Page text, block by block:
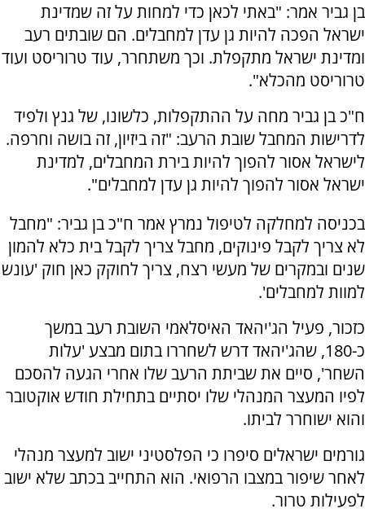
בן גביר אמר: "באתי לכאן כדי למחות על זה שמדינת
ישראל הפכה להיות גן עדן למחבלים. הם שובתים רעב
ומדינת ישראל מתקפלת. וכך משתחרר, עוד טרוריסט ועוד
טרוריסט מהכלא".
ח"כ בן גביר מחה על ההתקפלות, כלשונו, של גנץ ולפיד
לדרישות המחבל שובת הרעב: "זה ביזיון, זה בושה וחרפה.
לישראל אסור להפוך להיות בירת המחבלים, למדינת
ישראל אסור להפוך להיות גן עדן למחבלים".
בכניסה למחלקה לטיפול נמרץ אמר ח"כ בן גביר: "מחבל
לא צריך לקבל פינוקים, מחבל צריך לקבל בית כלא להמון
שנים ובמקרים של מעשי רצח, צריך לחוקק כאן חוק 'עונש
למוות למחבלים'.
כזכור, פעיל הג'יהאד האיסלאמי השובת רעב במשך
כ-180, שהג'יהאד דרש לשחררו בתום מבצע 'עלות
השחר', סיים את שביתת הרעב שלו אחרי הגעה להסכם
לפיו המעצר המנהלי שלו יסתיים בתחילת חודש אוקטובר
והוא ישוחרר לביתו.
גורמים ישראלים סיפרו כי הפלסטיני ישוב למעצר מנהלי
לאחר שיפור במצבו הרפואי. הוא התחייב בכתב שלא ישוב
לפעילות טרור.